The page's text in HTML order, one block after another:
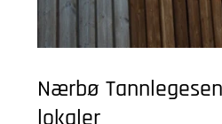
Nærbø
lokaler